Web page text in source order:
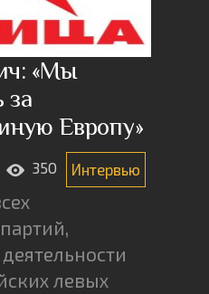
«Мы
за
Европу»
350 Интервью
левых